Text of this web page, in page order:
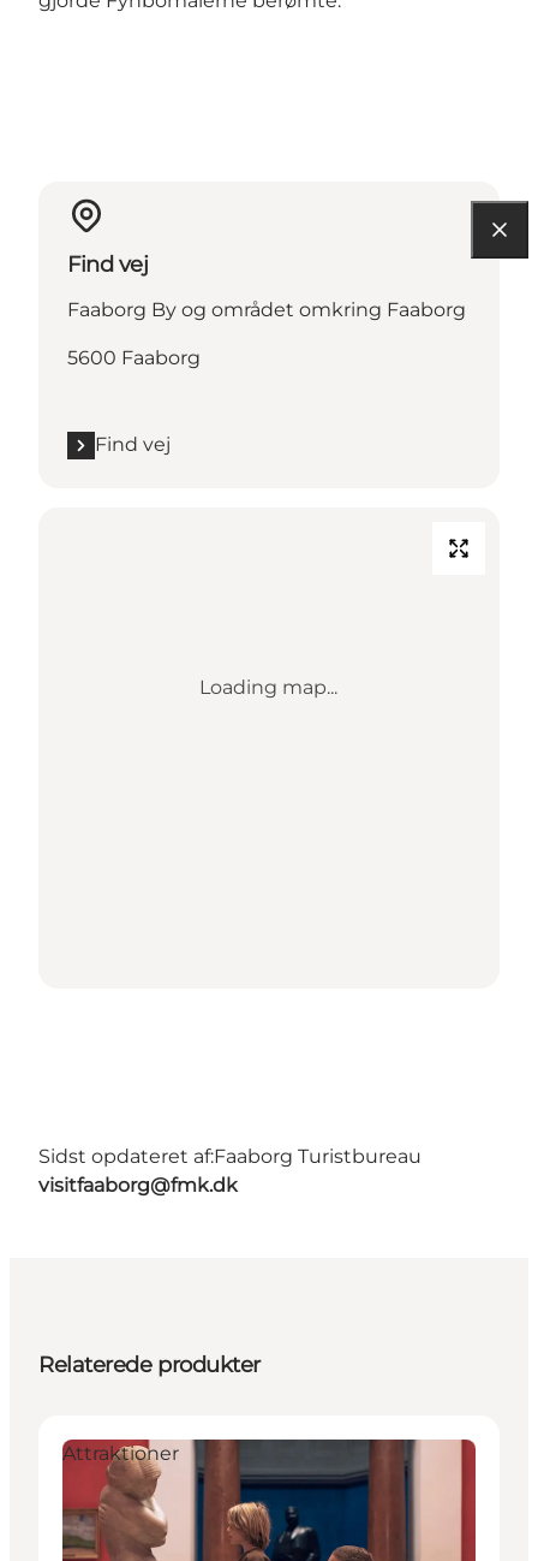
Find vej
Faaborg By og området omkring Faaborg
5600 Faaborg
Find vej
Loading map...
Sidst opdateret af:Faaborg Turistbureau
visitfaaborg@fmk.dk
Relaterede produkter
Attraktioner